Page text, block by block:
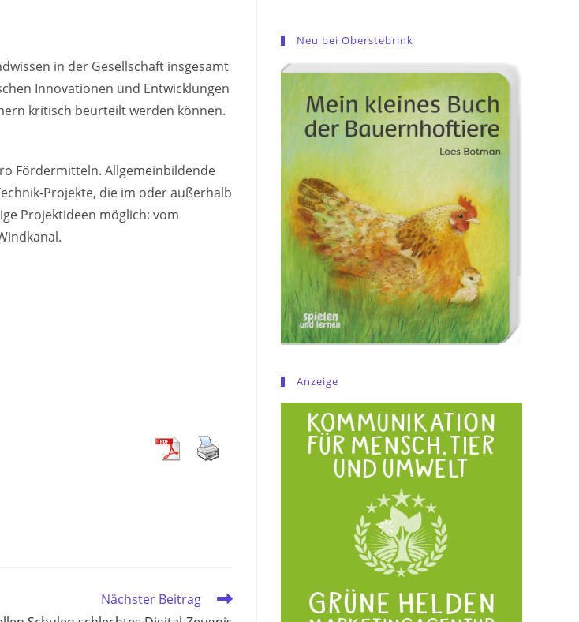
in der Gesellschaft insgesamt
Innovationen und Entwicklungen
kritisch beurteilt werden können.
Fördermitteln. Allgemeinbildende
Projekte, die im oder außerhalb
Projektideen möglich: vom
Nächster Beitrag
Neu bei Oberstebrink
Anzeige